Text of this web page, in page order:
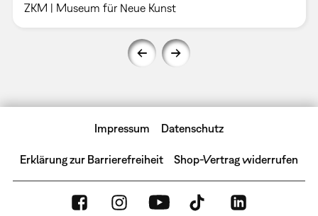
ZKM | Museum für Neue Kunst
Impressum Datenschutz
Erklärung zur Barrierefreiheit Shop-Vertrag widerrufen